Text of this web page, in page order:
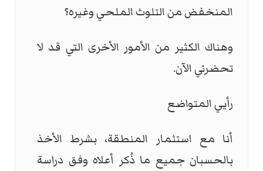
المنخفض من التلوث الملحي وغيره؟
وهناك الكثير من الأمور الأخرى التي قد لا
تحضرني الآن.
رأيي المتواضع
أنا مع استثمار المنطقة، بشرط الأخذ
بالحسبان جميع ما ذُكر أعلاه وفق دراسة